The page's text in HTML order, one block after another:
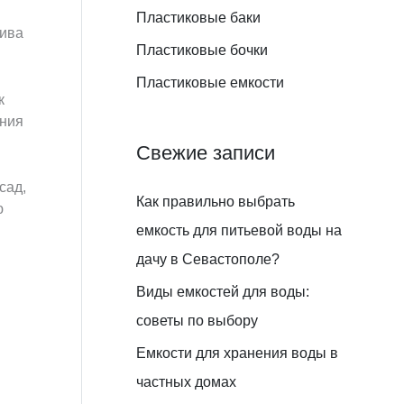
Пластиковые баки
Пластиковые бочки
Пластиковые емкости
Свежие записи
Как правильно выбрать
емкость для питьевой воды на
дачу в Севастополе?
Виды емкостей для воды:
советы по выбору
Емкости для хранения воды в
частных домах